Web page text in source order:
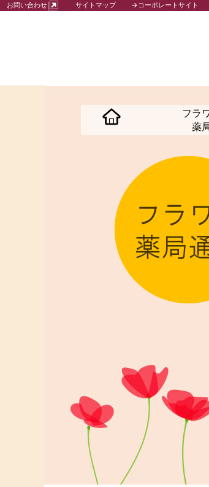
フラ
薬
お問い合わせ サイトマップ →コーポレートサイト